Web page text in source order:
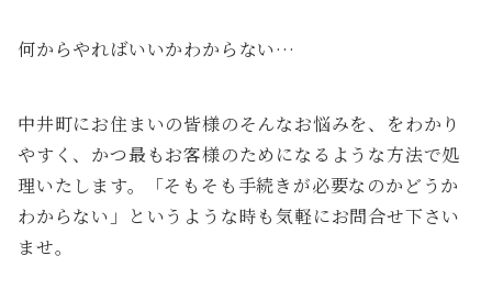
何からやればいいかわからない…
中井町にお住まいの皆様のそんなお悩みを、をわかり
やすく、かつ最もお客様のためになるような方法で処
理いたします。「そもそも手続きが必要なのかどうか
わからない」というような時も気軽にお問合せ下さい
ませ。